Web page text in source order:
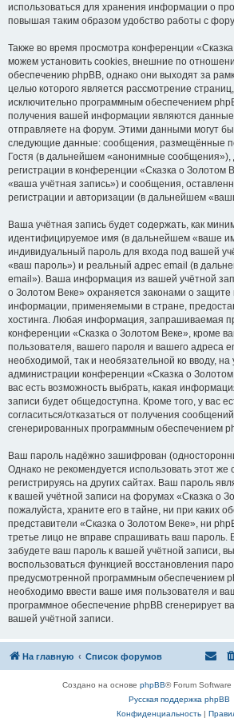
использоваться для хранения информации о
повышая таким образом удобство работы с
Также во время просмотра конференции
можем установить cookies, внешние по
обеспечению phpBB, однако они выходят за
целью которого является рассмотрение
исключительно программным обеспечением
получения вашей информации являются
отправляете на форум. Этими данными могут
следующие данные: сообщения, размещённые
Гостя (в дальнейшем «анонимные сообщения»),
регистрации в конференции «Сказка о Золотом
«ваша учётная запись») и сообщения,
регистрации и авторизации (в дальнейшем
Ваша учётная запись будет содержать, как
идентифицируемое имя (в дальнейшем «ваше
индивидуальный пароль для входа под вашей
«ваш пароль») и реальный адрес email (в
email»). Ваша информация из вашей учётной
о Золотом Веке» охраняется законами о защите
информации, применяемыми в стране,
хостинга. Любая информация, запрашиваемая
конференции «Сказка о Золотом Веке», кроме
пользователя, вашего пароля и вашего адреса
необходимой, так и необязательной ко вводу, на
администрации конференции «Сказка о
вас есть возможность выбрать, какая
записи будет общедоступна. Кроме того, у вас
согласиться/отказаться от получения
сгенерированных программным обеспечением
Ваш пароль надёжно зашифрован
Однако не рекомендуется использовать этот же
регистрируясь на других сайтах. Ваш пароль
к вашей учётной записи на форумах «Сказка о
пожалуйста, храните его в тайне, ни при каких
представители «Сказка о Золотом Веке», ни
третье лицо не вправе спрашивать ваш пароль.
забудете ваш пароль к вашей учётной записи,
воспользоваться функцией восстановления
предусмотренной программным обеспечением
необходимо ввести ваше имя пользователя и
программное обеспечение phpBB сгенерирует
вашей учётной записи.
На главную Список форумов
Создано на основе phpBB® Forum
Русская поддержка phpBB
Конфиденциальность|